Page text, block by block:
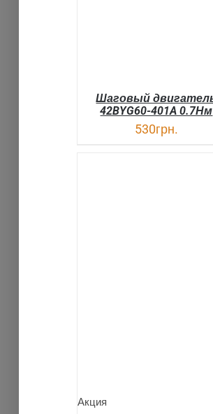
Шаговый
42BYG60-401A 0.7Нм
530грн.
Акция